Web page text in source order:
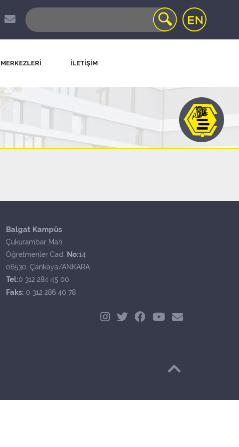
İLETİŞİM
Balgat Kampüs
Çukurambar Mah.
Öğretmenler Cad. No:14
06530, Çankaya/ANKARA
Tel:0 312 284 45 00
Faks: 0 312 286 40 78